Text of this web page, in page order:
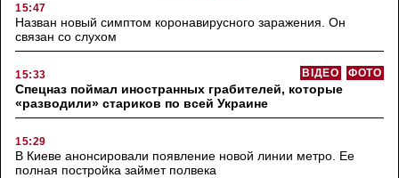
15:47
Назван новый симптом коронавирусного заражения. Он
связан со слухом
15:33 ФОТО
ВІДЕО
Спецназ поймал иностранных грабителей, которые
«разводили» стариков по всей Украине
15:29
В Киеве анонсировали появление новой линии метро. Ее
полная постройка займет полвека